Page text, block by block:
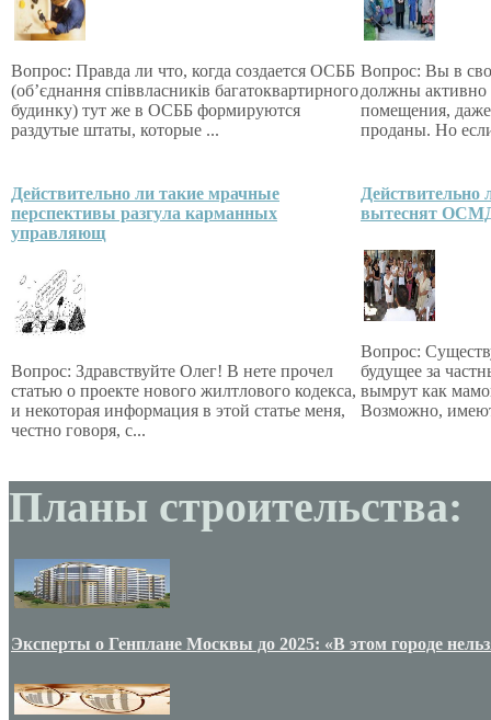
Вопрос: Правда ли что, когда создается ОСББ
(об’єднання співвласників багатоквартирного
будинку) тут же в ОСББ формируются
раздутые штаты, которые ...
Вопрос: Вы в
должны активно
помещения,
проданы. Но
Действительно ли такие мрачные
перспективы разгула карманных
управляющ
Вопрос: Здравствуйте Олег! В нете прочел
статью о проекте нового жилтлового кодекса,
и некоторая информация в этой статье меня,
честно говоря, с...
вытеснят
Вопрос:
будущее за
вымрут как
Возможно,
Планы строительства:
Эксперты о Генплане Москвы до 2025: «В этом городе